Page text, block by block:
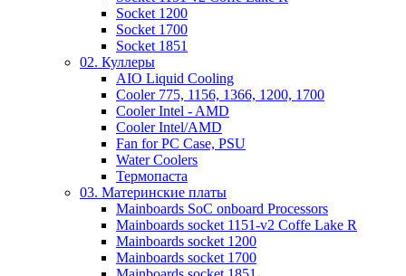
Socket 1200
Socket 1700
Socket 1851
02. Куллеры
AIO Liquid Cooling
Cooler 775, 1156, 1366, 1200, 1700
Cooler Intel - AMD
Cooler Intel/AMD
Fan for PC Case, PSU
Water Coolers
Термопаста
03. Материнские платы
Mainboards SoC onboard Processors
Mainboards socket 1151-v2 Coffe Lake R
Mainboards socket 1200
Mainboards socket 1700